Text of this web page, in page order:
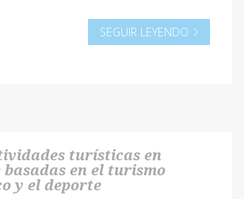
SEGUIR LEYENDO
turísticas en
basadas en el turismo
y el deporte